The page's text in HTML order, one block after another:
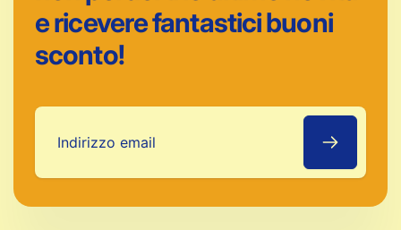
e ricevere fantastici buoni
sconto!
Indirizzo